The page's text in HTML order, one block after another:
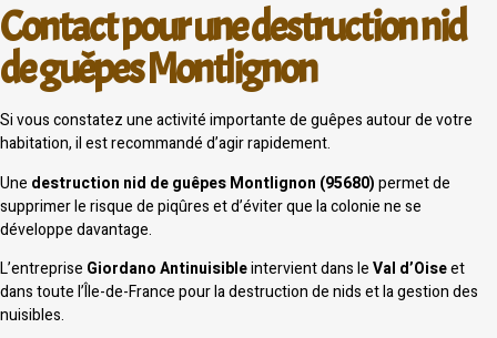
Contact pour une destruction nid
de guêpes Montlignon
Si vous constatez une activité importante de guêpes autour de votre
habitation, il est recommandé d’agir rapidement.
Une destruction nid de guêpes Montlignon (95680)permet de
supprimer le risque de piqûres et d’éviter que la colonie ne se
développe davantage.
L’entreprise Giordano Antinuisibleintervient dans leVal d’Oiseet
dans toute l’Île-de-France pour la destruction de nids et la gestion des
nuisibles.